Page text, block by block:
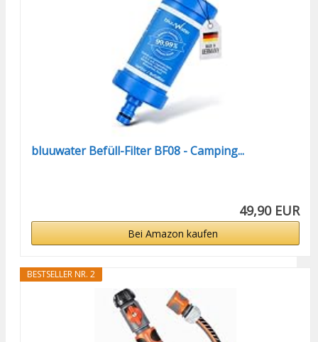
bluuwater Befüll-Filter BF08 - Camping...
49,90 EUR
Bei Amazon kaufen
BESTSELLER NR. 2